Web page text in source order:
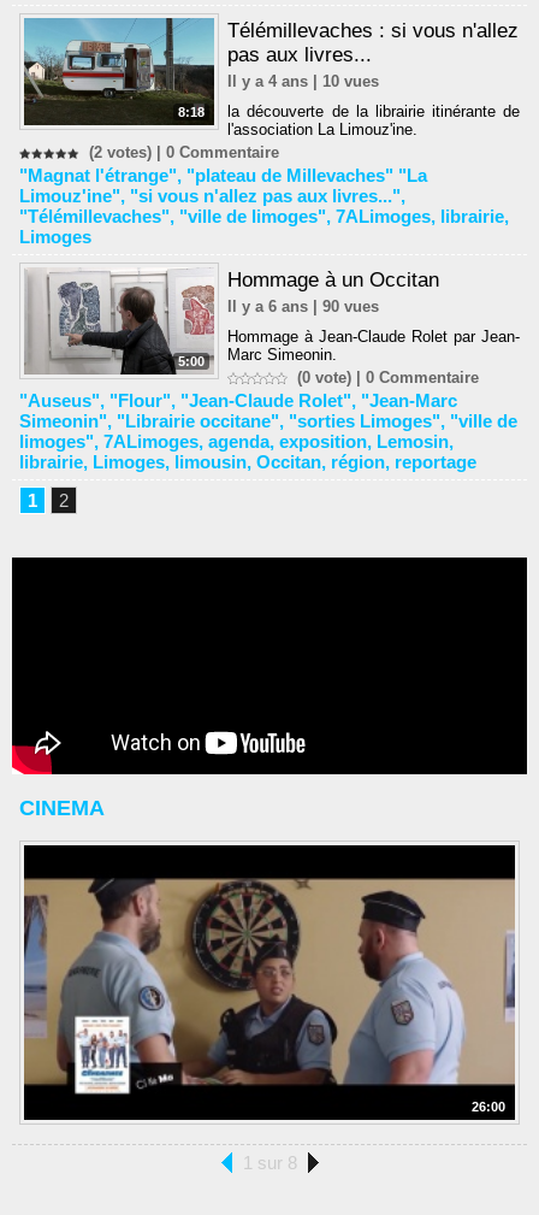
8:18
Télémillevaches : si vous n'allez
pas aux livres...
Il y a 4 ans | 10 vues
la découverte de la librairie itinérante de
l'association La Limouz'ine.
(2 votes) | 0 Commentaire
"Magnat l'étrange", "plateau de Millevaches" "La
Limouz'ine", "si vous n'allez pas aux livres...",
"Télémillevaches", "ville de limoges", 7ALimoges, librairie,
Limoges
5:00
Hommage à un Occitan
Il y a 6 ans | 90 vues
Hommage à Jean-Claude Rolet par Jean-
Marc Simeonin.
(0 vote) |0 Commentaire
"Auseus", "Flour", "Jean-Claude Rolet", "Jean-Marc
Simeonin", "Librairie occitane", "sorties Limoges", "ville de
limoges", 7ALimoges, agenda, exposition, Lemosin,
librairie, Limoges, limousin, Occitan, région, reportage
1
2
CINEMA
26:00
1 sur 8